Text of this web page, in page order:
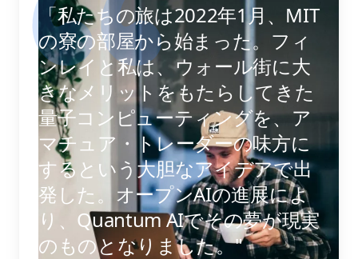
「私たちの旅は2022年1月、MIT
の寮の部屋から始まった。フィ
ンレイと私は、ウォール街に大
きなメリットをもたらしてきた
量子コンピューティングを、ア
マチュア・トレーダーの味方に
するという大胆なアイデアで出
発した。オープンAIの進展によ
り、Quantum AIでその夢が現実
のものとなりました。"